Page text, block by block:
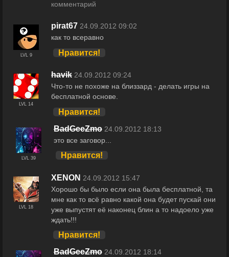
комментарий
LVL 9
pirat67 24.09.2012 09:02
как то всеравно
Нравится!
LVL 14
havik 24.09.2012 09:24
Что-то не похоже на близзард - делать игры на
бесплатной основе.
Нравится!
LVL 39
BadGeeZmo 24.09.2012 18:13
это все заговор...
Нравится!
LVL 18
XENON 24.09.2012 15:47
Хорошо бы было если она была бесплатной, та
мне как то всё равно какой она будет пускай они
уже выпустят её наконец блин а то надоело уже
ждать!!!
Нравится!
BadGeeZmo 24.09.2012 18:14